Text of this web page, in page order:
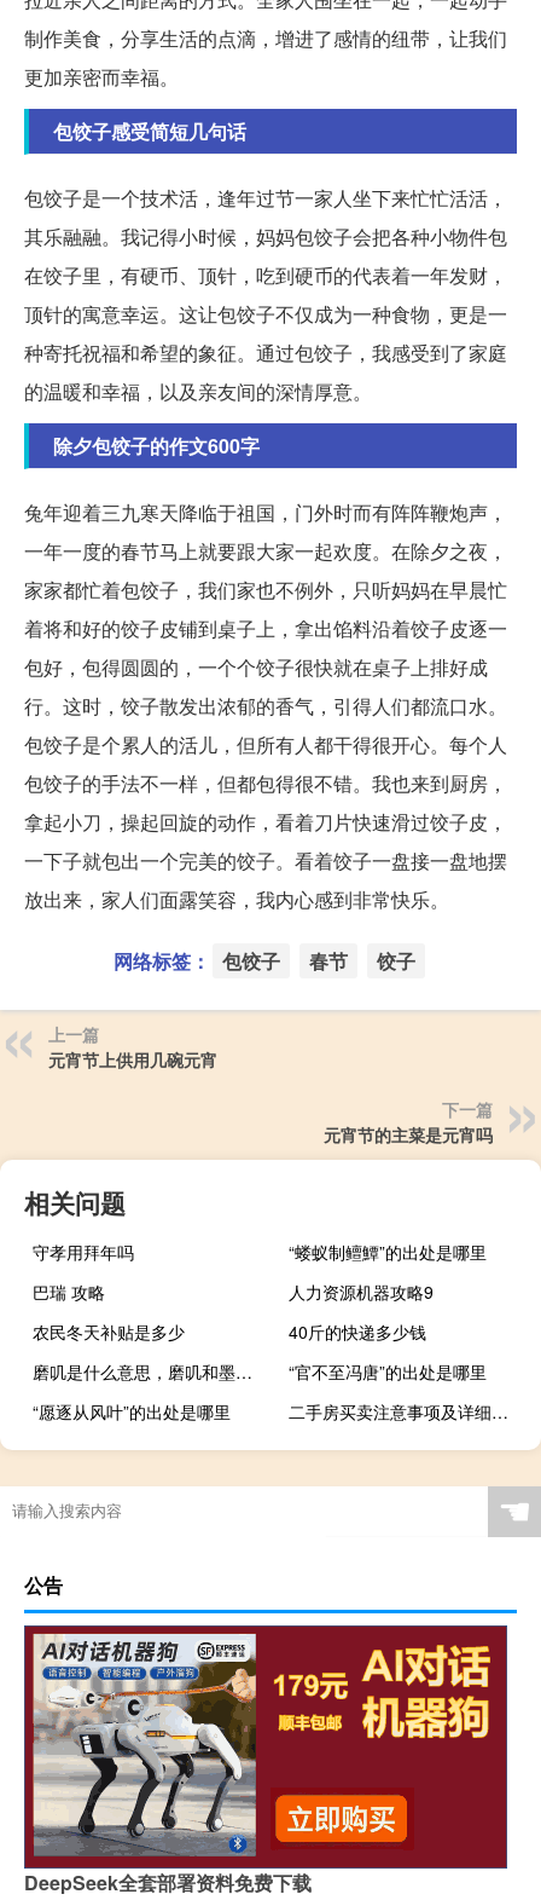
制作美食，分享生活的点滴，增进了感情的纽带，让我们
更加亲密而幸福。
包饺子感受简短几句话
包饺子是一个技术活，逢年过节一家人坐下来忙忙活活，
其乐融融。我记得小时候，妈妈包饺子会把各种小物件包
在饺子里，有硬币、顶针，吃到硬币的代表着一年发财，
顶针的寓意幸运。这让包饺子不仅成为一种食物，更是一
种寄托祝福和希望的象征。通过包饺子，我感受到了家庭
的温暖和幸福，以及亲友间的深情厚意。
除夕包饺子的作文600字
兔年迎着三九寒天降临于祖国，门外时而有阵阵鞭炮声，
一年一度的春节马上就要跟大家一起欢度。在除夕之夜，
家家都忙着包饺子，我们家也不例外，只听妈妈在早晨忙
着将和好的饺子皮铺到桌子上，拿出馅料沿着饺子皮逐一
包好，包得圆圆的，一个个饺子很快就在桌子上排好成
行。这时，饺子散发出浓郁的香气，引得人们都流口水。
包饺子是个累人的活儿，但所有人都干得很开心。每个人
包饺子的手法不一样，但都包得很不错。我也来到厨房，
拿起小刀，操起回旋的动作，看着刀片快速滑过饺子皮，
一下子就包出一个完美的饺子。看着饺子一盘接一盘地摆
放出来，家人们面露笑容，我内心感到非常快乐。
网络标签： 包饺子 春节 饺子
上一篇
元宵节上供用几碗元宵
下一篇
元宵节的主菜是元宵吗
相关问题
守孝用拜年吗
“蝼蚁制鳣鱏”的出处是哪里
巴瑞 攻略
人力资源机器攻略9
农民冬天补贴是多少
40斤的快递多少钱
磨叽是什么意思，磨叽和墨迹哪个对什么梗
“官不至冯唐”的出处是哪里
“愿逐从风叶”的出处是哪里
二手房买卖注意事项及详细流程
☚
公告
DeepSeek全套部署资料免费下载